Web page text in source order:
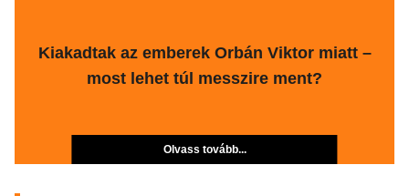
Kiakadtak az emberek Orbán Viktor miatt –
most lehet túl messzire ment?
Olvass tovább...